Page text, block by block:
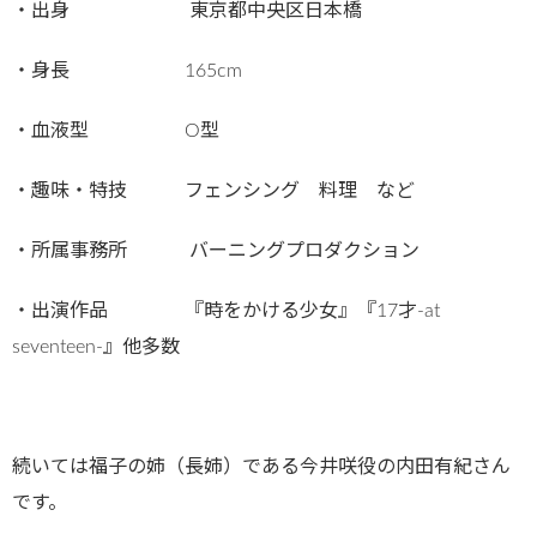
・出身 東京都中央区日本橋
・身長 165cm
・血液型 O型
・趣味・特技 フェンシング 料理 など
・所属事務所 バーニングプロダクション
・出演作品 『時をかける少女』『17才-at
seventeen-』他多数
続いては福子の姉（長姉）である今井咲役の内田有紀さん
です。